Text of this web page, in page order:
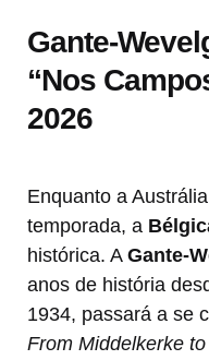
Gante-
“Nos
2026
Enquanto a
temporada, a
histórica. A Gante-
anos de história
1934, passará a se
From Middelkerke to